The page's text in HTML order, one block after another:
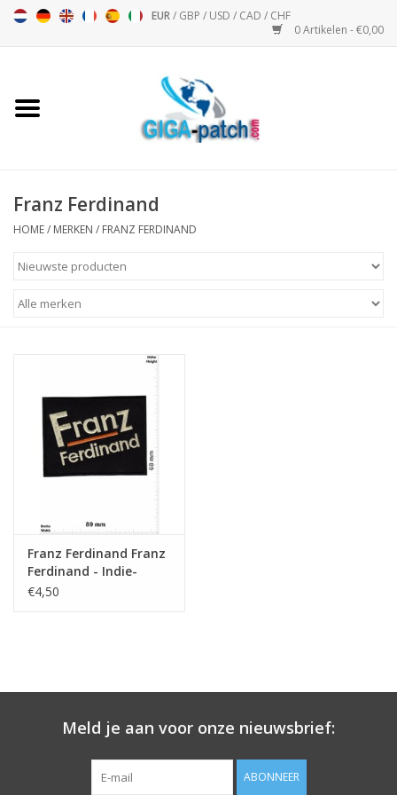
EUR/ GBP / USD / CAD / CHF
0 Artikelen - €0,00
Motor Sport - Sport
Sleutelhanger
Franz Ferdinand
HOME/ MERKEN / FRANZ FERDINAND
Franz Ferdinand Franz
Ferdinand - Indie-
Rockband
€4,50
Meld je aan voor onze nieuwsbrief:
ABONNEER